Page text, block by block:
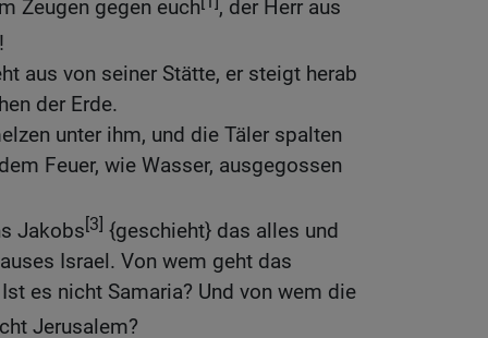
Zeugen gegen euch
, der Herr aus
!
aus von seiner Stätte, er steigt herab
der Erde.
unter ihm, und die Täler spalten
Feuer, wie Wasser, ausgegossen
Jakobs[3] {geschieht} das alles und
Israel. Von wem geht das
es nicht Samaria? Und von wem die
Jerusalem?